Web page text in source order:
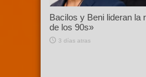
Bacilos y Beni lideran la
de los 90s»
3 días atras